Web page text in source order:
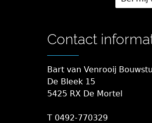
Contact
Bart van Venrooij
De Bleek 15
5425 RX De Mortel
T 0492-770329